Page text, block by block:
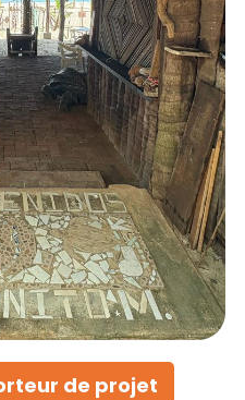
de projet